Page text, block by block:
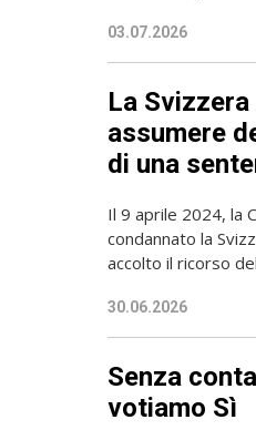
03.07.2026
La
assumere
di una
Il 9 aprile 2024, la
condannato la
accolto il ricorso
30.06.2026
Senza
votiamo Sì